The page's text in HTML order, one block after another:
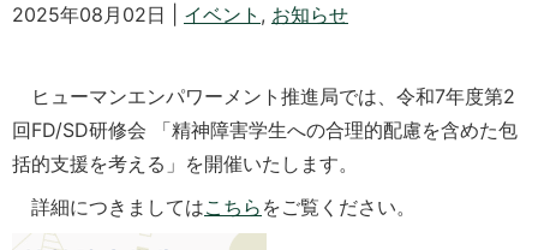
2025年08月02日 | イベント , お知らせ
ヒューマンエンパワーメント推進局では、令和7年度第2
回FD/SD研修会 「精神障害学生への合理的配慮を含めた包
括的支援を考える」を開催いたします。
詳細につきましてはこちら をご覧ください。